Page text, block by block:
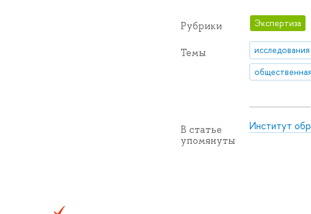
Рубрики Экспертиза
Темы
В статье
упомянуты
Институт